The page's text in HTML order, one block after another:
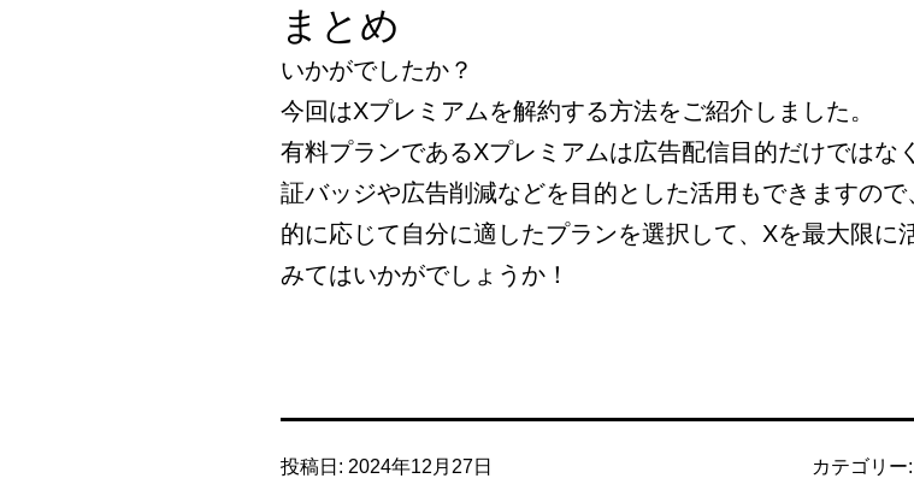
まとめ
いかがでしたか？
今回はXプレミアムを解約する方法をご紹介しました。
有料プランであるXプレミアムは広告配信目的だけではな
証バッジや広告削減などを目的とした活用もできますので
的に応じて自分に適したプランを選択して、Xを最大限に
みてはいかがでしょうか！
投稿日: 2024年12月27日 カテゴリ